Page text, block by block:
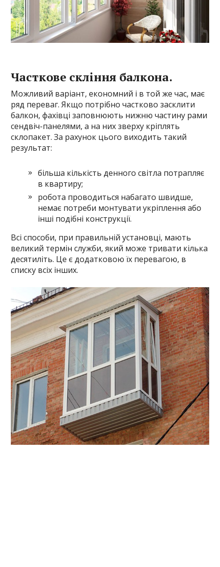
Часткове скління балкона.
Можливий варіант, економний і в той же час, має
ряд переваг. Якщо потрібно частково засклити
балкон, фахівці заповнюють нижню частину рами
сендвіч-панелями, а на них зверху кріплять
склопакет. За рахунок цього виходить такий
результат:
більша кількість денного світла потрапляє
в квартиру;
робота проводиться набагато швидше,
немає потреби монтувати укріплення або
інші подібні конструкції.
Всі способи, при правильній установці, мають
великий термін служби, який може тривати кілька
десятиліть. Це є додатковою їх перевагою, в
списку всіх інших.